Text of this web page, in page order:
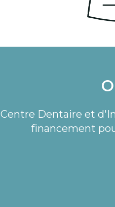
Centre Dentaire et
financement